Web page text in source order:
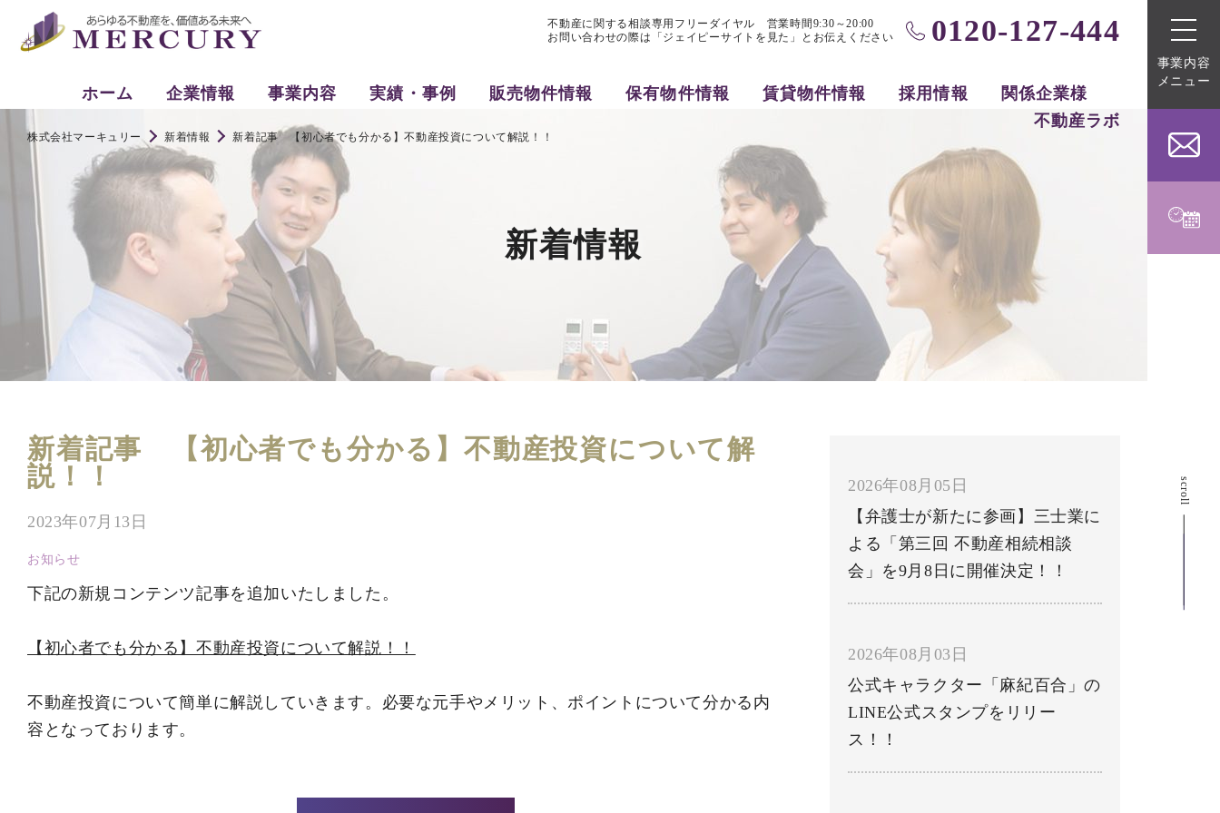
不動産に関する相談専用フリーダイヤル 営業時間9:30～20:00
お問い合わせの際は「ジェイピーサイトを見た」とお伝えください
0120-127-444
ホーム 企業情報 事業内容 実績・事例 販売物件情報 保有物件情報 賃貸物件情報 採用情報
関係企業様
不動産ラボ
事業内容
メニュー
scroll
新着情報
株式会社マーキュリー 新着情報 新着記事 【初心者でも分かる】不動産投資について解説！！
新着記事 【初心者でも分かる】不動産投資について解
説！！
2023年07月13日
お知らせ
下記の新規コンテンツ記事を追加いたしました。
【初心者でも分かる】不動産投資について解説！！
不動産投資について簡単に解説していきます。必要な元手やメリット、ポイントについて分かる内
容となっております。
2026年08月05日
【弁護士が新たに参画】三士業に
よる「第三回 不動産相続相談
会」を9月8日に開催決定！！
2026年08月03日
公式キャラクター「麻紀百合」の
LINE公式スタンプをリリー
ス！！